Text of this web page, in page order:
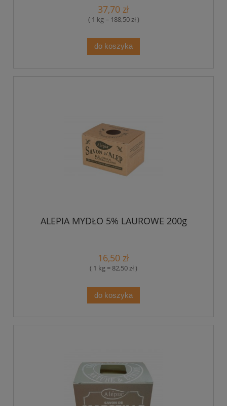
37,70 zł
( 1 kg = 188,50 zł )
do koszyka
ALEPIA MYDŁO 5% LAUROWE 200g
16,50 zł
( 1 kg = 82,50 zł )
do koszyka